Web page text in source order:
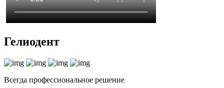
Гелиодент
Всегда профессиональное решение